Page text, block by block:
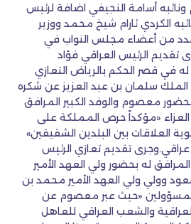
أسامة النجيفي اضافة لرئيس
الكردي ئارام شيخ محمد ووزير
من أعضاء مجلس النواب في
تقديم الرئيس العراقي فؤاد
في قصر الحكم بالرياض التعازي
الملك سلمان بن عبد العزيز عن شكره
معصوم والوفد الكبير المرافق
العزاء «مؤكداً حرص المملكة على
العلاقات بين البلدين الشقيقين»
تقديم تعازي الرئيس
له بحضور ولي العهد الأمير
وولي ولي العهد الأمير محمد بن
«حيث عبر معصوم عن
والشعب العراقي للعاهل